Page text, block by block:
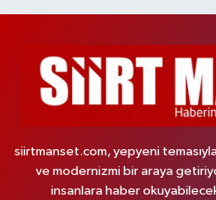
siirtmanset.com, yepyeni
ve modernizmi bir araya
insanlara haber